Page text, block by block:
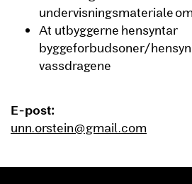
undervisningsmateriale
At utbyggerne hensyntar
byggeforbudsoner/
vassdragene
E-post:
unn.orstein@gmail.com